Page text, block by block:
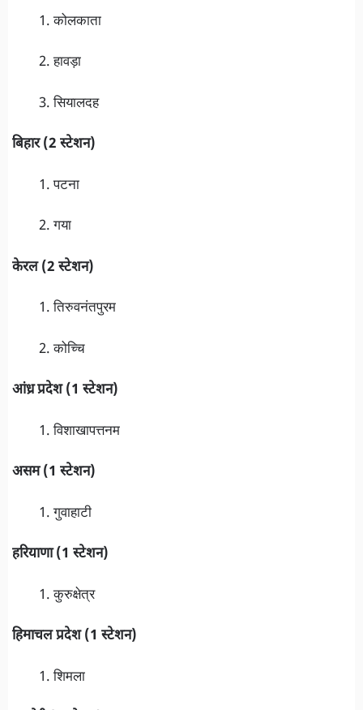
कोलकाता
हावड़ा
सियालदह
बिहार (2 स्टेशन)
पटना
गया
केरल (2 स्टेशन)
तिरुवनंतपुरम
कोच्चि
आंध्र प्रदेश (1 स्टेशन)
विशाखापत्तनम
असम (1 स्टेशन)
गुवाहाटी
हरियाणा (1 स्टेशन)
कुरुक्षेत्र
हिमाचल प्रदेश (1 स्टेशन)
शिमला